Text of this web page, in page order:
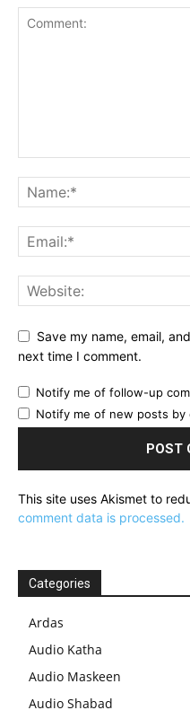
Save my name, email,
next time I comment.
Notify me of follow-up
Notify me of new posts by
This site uses Akismet to
comment data is processed.
Categories
Ardas
Audio Katha
Audio Maskeen
Audio Shabad